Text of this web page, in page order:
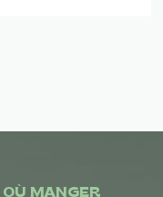
OÙ MANGER